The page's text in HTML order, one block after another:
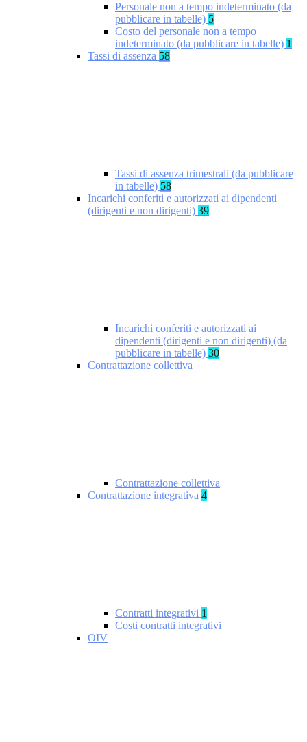
Personale non a tempo indeterminato (da
pubblicare in tabelle) 5
Costo del personale non a tempo
indeterminato (da pubblicare in tabelle) 1
Tassi di assenza 58
Tassi di assenza trimestrali (da pubblicare
in tabelle) 58
Incarichi conferiti e autorizzati ai dipendenti
(dirigenti e non dirigenti) 39
Incarichi conferiti e autorizzati ai
dipendenti (dirigenti e non dirigenti) (da
pubblicare in tabelle) 30
Contrattazione collettiva
Contrattazione collettiva
Contrattazione integrativa 4
Contratti integrativi 1
Costi contratti integrativi
OIV